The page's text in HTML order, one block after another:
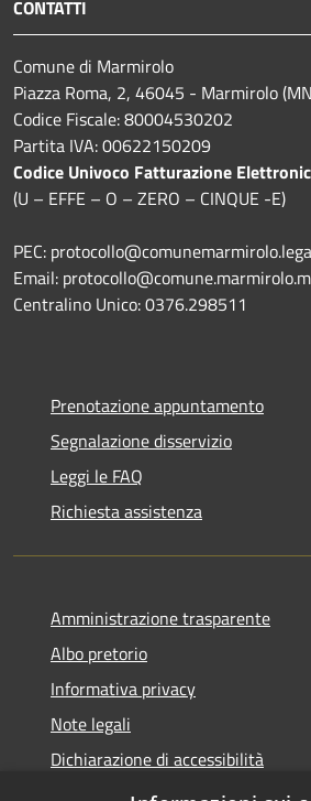
CONTATTI
Comune di Marmirolo
Piazza Roma, 2, 46045 - Marmirolo
Codice Fiscale: 80004530202
Partita IVA: 00622150209
Codice Univoco Fatturazione
(U – EFFE – O – ZERO – CINQUE -E)
PEC:
Email:
Centralino Unico: 0376.298511
Prenotazione appuntamento
Segnalazione disservizio
Leggi le FAQ
Richiesta assistenza
Amministrazione trasparente
Albo pretorio
Informativa privacy
Note legali
Dichiarazione di accessibilità
Obiettivi di accessibilità